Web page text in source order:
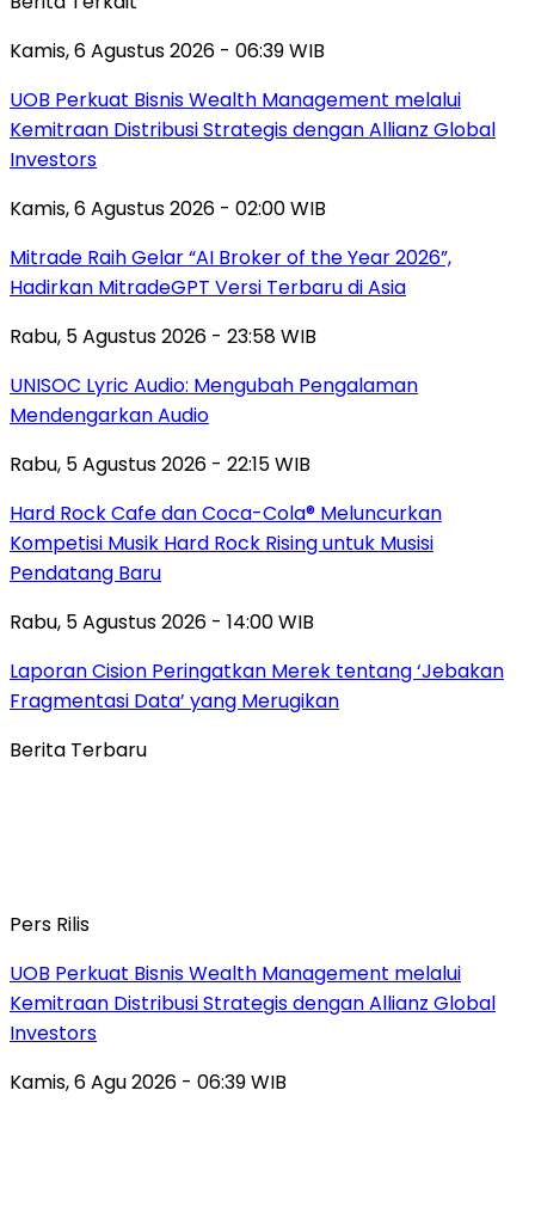
Kamis, 6 Agustus 2026 - 06:39 WIB
UOB Perkuat Bisnis Wealth Management melalui
Kemitraan Distribusi Strategis dengan Allianz Global
Investors
Kamis, 6 Agustus 2026 - 02:00 WIB
Mitrade Raih Gelar “AI Broker of the Year 2026”,
Hadirkan MitradeGPT Versi Terbaru di Asia
Rabu, 5 Agustus 2026 - 23:58 WIB
UNISOC Lyric Audio: Mengubah Pengalaman
Mendengarkan Audio
Rabu, 5 Agustus 2026 - 22:15 WIB
Hard Rock Cafe dan Coca-Cola® Meluncurkan
Kompetisi Musik Hard Rock Rising untuk Musisi
Pendatang Baru
Rabu, 5 Agustus 2026 - 14:00 WIB
Laporan Cision Peringatkan Merek tentang ‘Jebakan
Fragmentasi Data’ yang Merugikan
Berita Terbaru
Pers Rilis
UOB Perkuat Bisnis Wealth Management melalui
Kemitraan Distribusi Strategis dengan Allianz Global
Investors
Kamis, 6 Agu 2026 - 06:39 WIB